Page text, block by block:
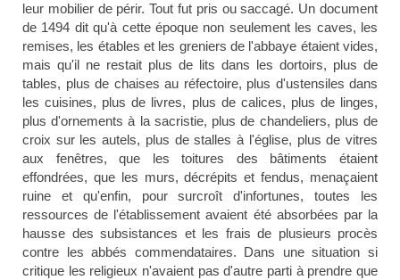
leur mobilier de périr. Tout fut pris ou saccagé. Un document
de 1494 dit qu'à cette époque non seulement les caves, les
remises, les étables et les greniers de l'abbaye étaient vides,
mais qu'il ne restait plus de lits dans les dortoirs, plus de
tables, plus de chaises au réfectoire, plus d'ustensiles dans
les cuisines, plus de livres, plus de calices, plus de linges,
plus d'ornements à la sacristie, plus de chandeliers, plus de
croix sur les autels, plus de stalles à l'église, plus de vitres
aux fenêtres, que les toitures des bâtiments étaient
effondrées, que les murs, décrépits et fendus, menaçaient
ruine et qu'enfin, pour surcroît d'infortunes, toutes les
ressources de l'établissement avaient été absorbées par la
hausse des subsistances et les frais de plusieurs procès
contre les abbés commendataires. Dans une situation si
critique les religieux n'avaient pas d'autre parti à prendre que